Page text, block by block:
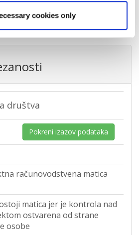
cookies only
društva
Pokreni izazov podataka
računovodstvena matica
matica jer je kontrola nad
ostvarena od strane
osobe